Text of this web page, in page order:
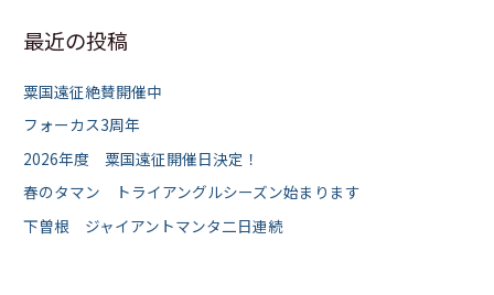
:最近の投稿
粟国遠征絶賛開催中
フォーカス3周年
2026年度 粟国遠征開催日決定！
春のタマン トライアングルシーズン始まります
下曽根 ジャイアントマンタ二日連続